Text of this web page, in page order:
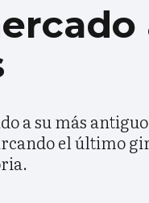
a su más
el último